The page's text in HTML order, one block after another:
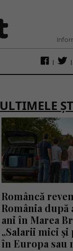
ULTIMELE
Româncă
România după
ani în Marea
„Salarii mici
în Europa sau